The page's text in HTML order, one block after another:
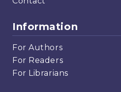
Information
For Authors
For Readers
For Librarians